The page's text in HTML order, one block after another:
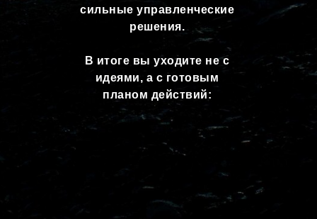
сильные управленческие
решения.
В итоге вы уходите не с
идеями, а с готовым
планом действий: